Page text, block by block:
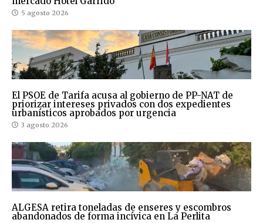
5 agosto 2026
El PSOE de Tarifa acusa al gobierno de PP-NAT de
priorizar intereses privados con dos expedientes
urbanísticos aprobados por urgencia
3 agosto 2026
ALGESA retira toneladas de enseres y escombros
abandonados de forma incívica en La Perlita